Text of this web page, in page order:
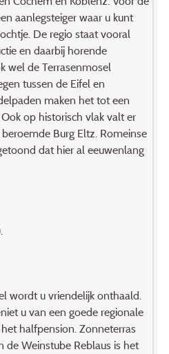
aanlegsteiger waar u kunt
De regio staat vooral
en daarbij horende
wel de Terrasenmosel
tussen de Eifel en
maken het tot een
op historisch vlak valt er
Burg Eltz. Romeinse
dat hier al eeuwenlang
wordt u vriendelijk onthaald.
u van een goede regionale
halfpension. Zonneterras
de Weinstube Reblaus is het